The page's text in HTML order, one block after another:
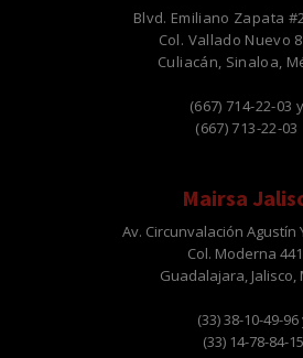
Blvd. Emiliano Zapata
Col. Vallado Nuevo
Culiacán, Sinaloa,
(667) 714-22-03 y
(667) 713-22-03
Mairsa
Av. Circunvalación Agustín
Col. Moderna
Guadalajara, Jalisco,
(33) 38-10-49-96
(33) 14-78-84-15